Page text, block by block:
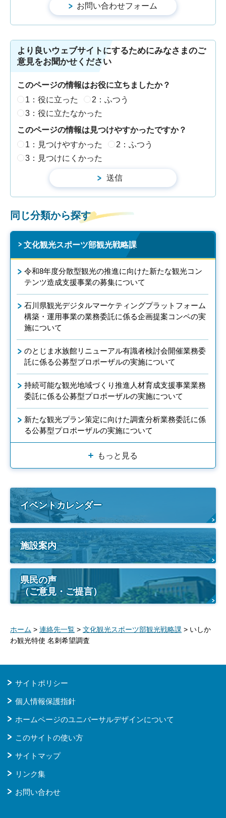
より良いウェブサイトにするためにみなさまのご
意見をお聞かせください
このページの情報はお役に立ちましたか？
1：役に立った
2：ふつう
3：役に立たなかった
このページの情報は見つけやすかったですか？
1：見つけやすかった
2：ふつう
3：見つけにくかった
同じ分類から探す
文化観光スポーツ部観光戦略課
令和8年度分散型観光の推進に向けた新たな観光コン
テンツ造成支援事業の募集について
石川県観光デジタルマーケティングプラットフォーム
構築・運用事業の業務委託に係る企画提案コンペの実
施について
のとじま水族館リニューアル有識者検討会開催業務委
託に係る公募型プロポーザルの実施について
持続可能な観光地域づくり推進人材育成支援事業業務
委託に係る公募型プロポーザルの実施について
新たな観光プラン策定に向けた調査分析業務委託に係
る公募型プロポーザルの実施について
もっと見る
イベントカレンダー
施設案内
県民の声
（ご意見・ご提言）
ホーム > 連絡先一覧 > 文化観光スポーツ部観光戦略課 > いしか
わ観光特使 名刺希望調査
サイトポリシー
個人情報保護指針
ホームページのユニバーサルデザインについて
このサイトの使い方
サイトマップ
リンク集
お問い合わせ